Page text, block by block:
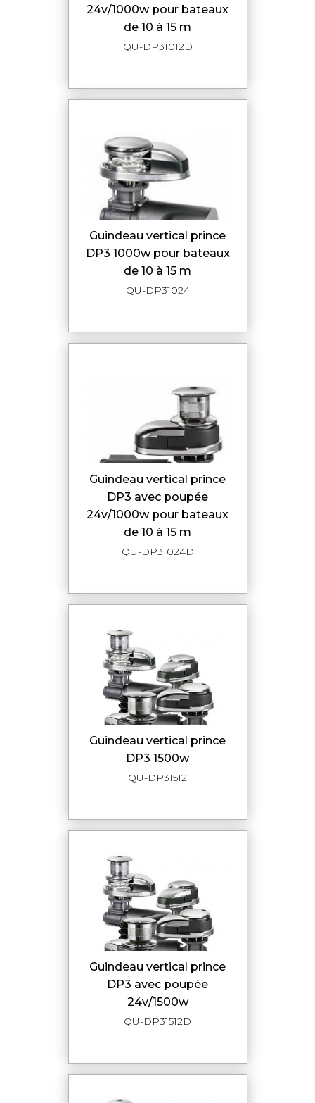
24v/1000w pour bateaux
de 10 à 15 m
QU-DP31012D
guindeau vertical prince
DP3 1000w pour bateaux
de 10 à 15 m
QU-DP31024
guindeau vertical prince
DP3 avec poupée
24v/1000w pour bateaux
de 10 à 15 m
QU-DP31024D
guindeau vertical prince
DP3 1500w
QU-DP31512
guindeau vertical prince
DP3 avec poupée
24v/1500w
QU-DP31512D